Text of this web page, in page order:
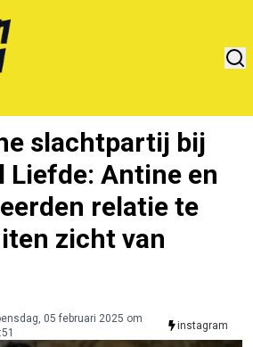
slachtpartij bij
Liefde: Antine en
relatie te
zicht van
05 februari 2025 om
instagram